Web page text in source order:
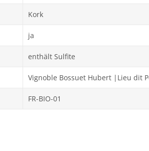
Kork
ja
enthält Sulfite
Vignoble Bossuet Hubert |Lieu dit
FR-BIO-01